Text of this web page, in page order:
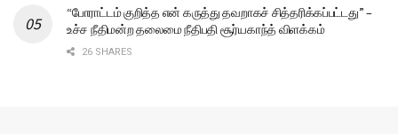
“போராட்டம் குறித்த என் கருத்து தவறாகச் சித்தரிக்கப்பட்டது” –
உச்ச நீதிமன்ற தலைமை நீதிபதி சூர்யகாந்த் விளக்கம்
26 SHARES